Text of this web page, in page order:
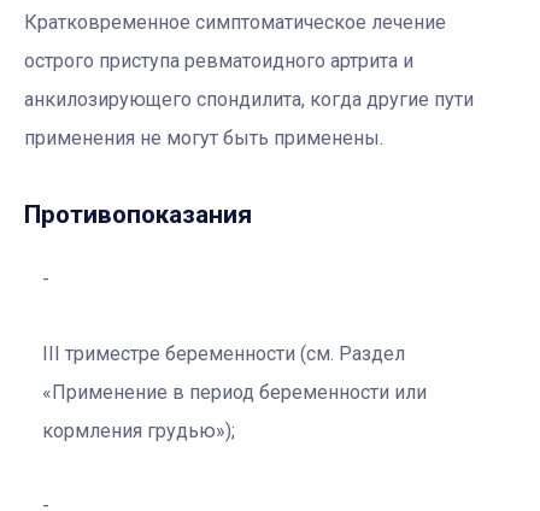
Кратковременное симптоматическое лечение
острого приступа ревматоидного артрита и
анкилозирующего спондилита, когда другие пути
применения не могут быть применены.
Противопоказания
III триместре беременности (см. Раздел
«Применение в период беременности или
кормления грудью»);